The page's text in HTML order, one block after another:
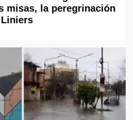
misas, la peregrinación